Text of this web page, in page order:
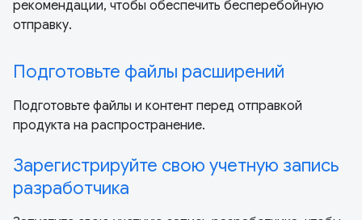
рекомендации, чтобы обеспечить бесперебойную
отправку.
Подготовьте файлы расширений
Подготовьте файлы и контент перед отправкой
продукта на распространение.
Зарегистрируйте свою учетную запись
разработчика